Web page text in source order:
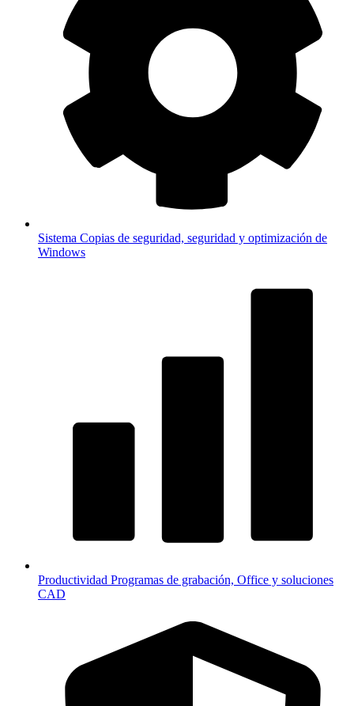
Sistema Copias de seguridad, seguridad y optimización de
Windows
Productividad Programas de grabación, Office y soluciones
CAD